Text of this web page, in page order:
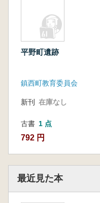
平野町遺跡
鎮西町教育委員会
新刊 在庫なし
古書 1 点
792 円
最近見た本